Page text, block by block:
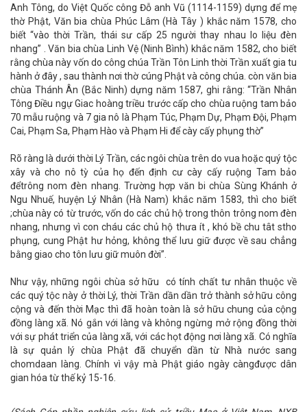
Anh Tông, do Việt Quốc công Đỗ anh Vũ (1114-1159) dựng để mẹ
thờ Phật, Văn bia chùa Phúc Lâm (Hà Tây ) khắc năm 1578, cho
biết “vào thời Trần, thái sư cấp 25 người thay nhau lo liệu đèn
nhang” . Văn bia chùa Linh Vệ (Ninh Bình) khắc năm 1582, cho biết
rằng chùa này vốn do công chúa Trần Tôn Linh thời Trần xuất gia tu
hành ở đây , sau thành nơi thờ cúng Phật và công chúa. còn văn bia
chùa Thánh Ân (Bắc Ninh) dựng năm 1587, ghi rằng: “Trần Nhân
Tông Điều ngự Giac hoàng triều trước cấp cho chùa ruộng tam bảo
70 mẫu ruộng và 7 gia nô là Phạm Túc, Phạm Dự, Phạm Đội, Phạm
Cai, Phạm Sa, Phạm Hào và Phạm Hi để cày cấy phụng thờ”
Rõ ràng là dưới thời Lý Trần, các ngôi chùa trên do vua hoặc quý tộc
xây và cho nô tỳ của họ đến định cư cày cấy ruộng Tam bảo
đểtrông nom đèn nhang. Trường hợp văn bi chùa Sùng Khánh ở
Ngu Nhuế, huyện Lý Nhân (Hà Nam) khắc năm 1583, thì cho biết
;chùa này có từ trước, vốn do các chủ hộ trong thôn trông nom đèn
nhang, nhưng vì con cháu các chủ hộ thưa ít , khó bề chu tât stho
phụng, cung Phật hư hỏng, không thể lưu giữ được về sau chẳng
bằng giao cho tôn lưu giữ muôn đời”.
Như vậy, những ngôi chùa sở hữu có tính chất tư nhân thuộc về
các quý tộc này ở thời Lý, thời Trần dần dần trở thành sở hữu công
cộng và đến thời Mạc thì đã hoàn toàn là sở hữu chung của cộng
đồng làng xã. Nó gắn với làng và không ngừng mở rộng đồng thời
với sự phát triển của làng xã, với các họt động nơi làng xã. Có nghĩa
là sự quản lý chùa Phật đã chuyển dần từ Nhà nước sang
chomdaan làng. Chính vì vậy mà Phật giáo ngày càngđược dân
gian hóa từ thế kỷ 15-16.